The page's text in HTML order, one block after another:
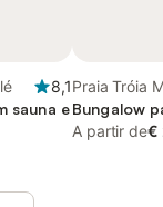
8,1
sauna e
Praia Tróia
Bungalow
A partir de€